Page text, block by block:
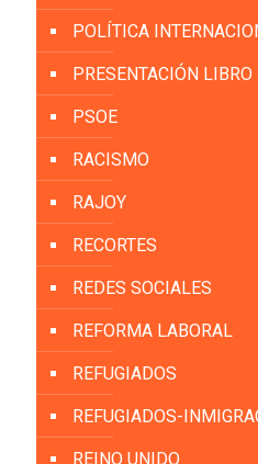
POLÍTICA
PRESENTACIÓN LIBRO
PSOE
RACISMO
RAJOY
RECORTES
REDES SOCIALES
REFORMA LABORAL
REFUGIADOS
REFUGIADOS-
REINO UNIDO